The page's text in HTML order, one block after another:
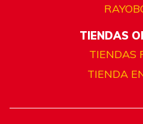
TIENDAS
TIENDAS
TIENDA